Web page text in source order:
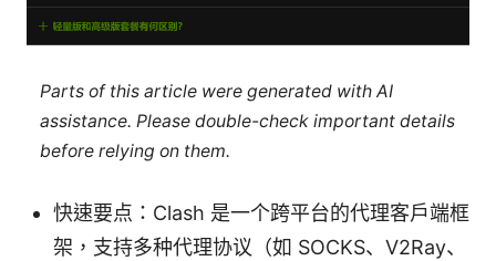
Parts of this article were generated with AI
assistance. Please double-check important details
before relying on them.
快速要点：Clash 是一个跨平台的代理客户端框
架，支持多种代理协议（如 SOCKS、V2Ray、